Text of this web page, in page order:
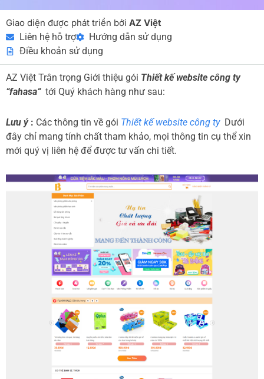
Giao diện được phát triển bởi AZ Việt
Liên hệ hỗ trợ
Hướng dẫn sử dụng
Điều khoản sử dụng
AZ Việt Trân trọng Giới thiệu gói Thiết kế website công ty
“fahasa“ tới Quý khách hàng như sau:
Lưu ý: Các thông tin về gói Thiết kế website công ty Dưới
đây chỉ mang tính chất tham khảo, mọi thông tin cụ thể xin
mới quý vị liên hệ để được tư vấn chi tiết.